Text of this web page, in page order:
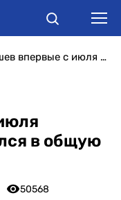
Малышев впервые с июля прошлого года вернулся в общую группу
в общую
50568